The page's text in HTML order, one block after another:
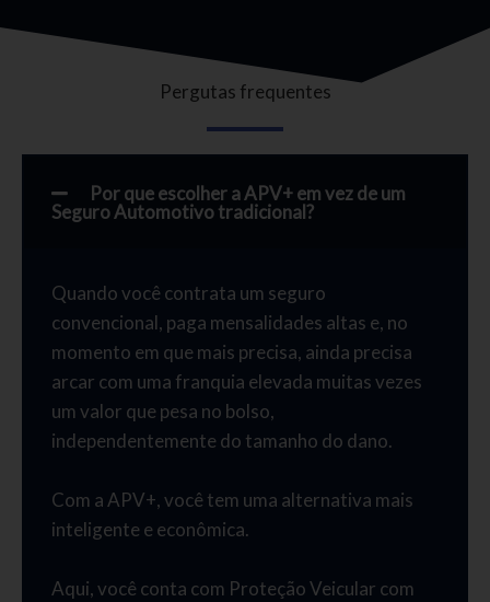
Pergutas frequentes
Por que escolher a APV+ em vez de um
Seguro Automotivo tradicional?
Quando você contrata um seguro
convencional, paga mensalidades altas e, no
momento em que mais precisa, ainda precisa
arcar com uma franquia elevada muitas vezes
um valor que pesa no bolso,
independentemente do tamanho do dano.
Com a APV+, você tem uma alternativa mais
inteligente e econômica.
Aqui, você conta com Proteção Veicular com